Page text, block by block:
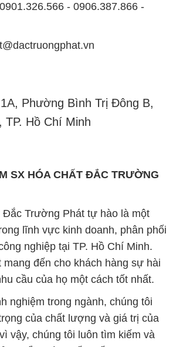
- 0906.387.866 -
Phường Bình Trị Đông B,
TP. Hồ Chí Minh
SX HÓA CHẤT ĐẮC TRƯỜNG
Đắc Trường Phát tự hào là một
lĩnh vực kinh doanh, phân phối
nghiệp tại TP. Hồ Chí Minh.
mang đến cho khách hàng sự hài
cầu của họ một cách tốt nhất.
nghiệm trong ngành, chúng tôi
của chất lượng và giá trị của
vậy, chúng tôi luôn tìm kiếm và